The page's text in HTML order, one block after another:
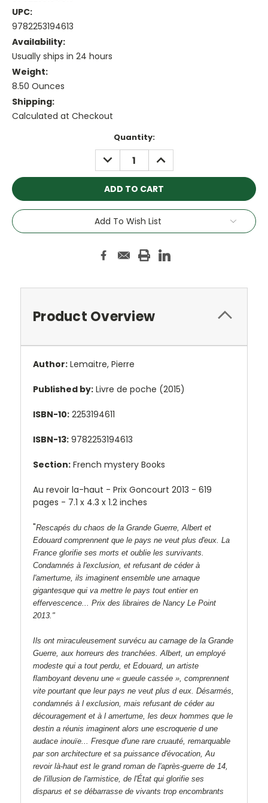
UPC:
9782253194613
Availability:
Usually ships in 24 hours
Weight:
8.50 Ounces
Shipping:
Calculated at Checkout
Quantity:
DECREASE
QUANTITY:
INCREASE
QUANTITY:
Add To Wish List
Product Overview
Author: Lemaitre, Pierre
Published by: Livre de poche (2015)
ISBN-10: 2253194611
ISBN-13: 9782253194613
Section: French mystery Books
Au revoir la-haut - Prix Goncourt 2013 - 619
pages - 7.1 x 4.3 x 1.2 inches
"Rescapés du chaos de la Grande Guerre, Albert et
Edouard comprennent que le pays ne veut plus d'eux. La
France glorifie ses morts et oublie les survivants.
Condamnés à l'exclusion, et refusant de céder à
l'amertume, ils imaginent ensemble une arnaque
gigantesque qui va mettre le pays tout entier en
effervescence... Prix des libraires de Nancy Le Point
2013."
Ils ont miraculeusement survécu au carnage de la Grande
Guerre, aux horreurs des tranchées. Albert, un employé
modeste qui a tout perdu, et Edouard, un artiste
flamboyant devenu une « gueule cassée », comprennent
vite pourtant que leur pays ne veut plus d eux. Désarmés,
condamnés à l exclusion, mais refusant de céder au
découragement et à l amertume, les deux hommes que le
destin a réunis imaginent alors une escroquerie d une
audace inouïe... Fresque d'une rare cruauté, remarquable
par son architecture et sa puissance d'évocation, Au
revoir là-haut est le grand roman de l'après-guerre de 14,
de l'illusion de l'armistice, de l'État qui glorifie ses
disparus et se débarrasse de vivants trop encombrants